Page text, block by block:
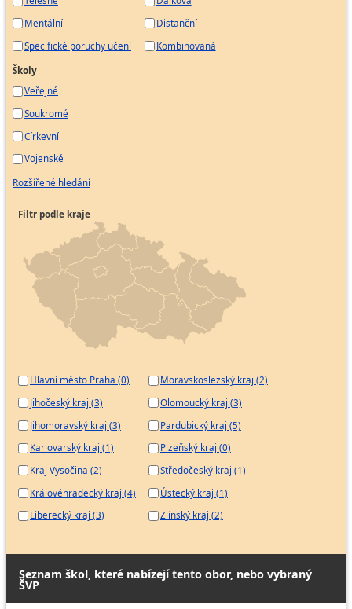
Mentální
Specifické poruchy učení
Distanční
Kombinovaná
Školy
Veřejné
Soukromé
Církevní
Vojenské
Rozšířené hledání
Filtr podle kraje
Hlavní město Praha (0)
Jihočeský kraj (3)
Jihomoravský kraj (3)
Karlovarský kraj (1)
Kraj Vysočina (2)
Královéhradecký kraj (4)
Liberecký kraj (3)
Moravskoslezský kraj (2)
Olomoucký kraj (3)
Pardubický kraj (5)
Plzeňský kraj (0)
Středočeský kraj (1)
Ústecký kraj (1)
Zlínský kraj (2)
Seznam škol, které nabízejí tento obor, nebo vybraný
ŠVP